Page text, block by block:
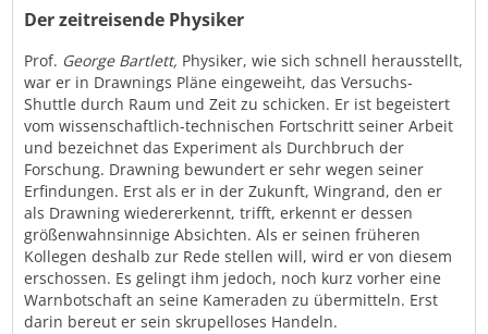
Der zeitreisende Physiker
Prof. George Bartlett, Physiker, wie sich schnell herausstellt,
war er in Drawnings Pläne eingeweiht, das Versuchs-
Shuttle durch Raum und Zeit zu schicken. Er ist begeistert
vom wissenschaftlich-technischen Fortschritt seiner Arbeit
und bezeichnet das Experiment als Durchbruch der
Forschung. Drawning bewundert er sehr wegen seiner
Erfindungen. Erst als er in der Zukunft, Wingrand, den er
als Drawning wiedererkennt, trifft, erkennt er dessen
größenwahnsinnige Absichten. Als er seinen früheren
Kollegen deshalb zur Rede stellen will, wird er von diesem
erschossen. Es gelingt ihm jedoch, noch kurz vorher eine
Warnbotschaft an seine Kameraden zu übermitteln. Erst
darin bereut er sein skrupelloses Handeln.